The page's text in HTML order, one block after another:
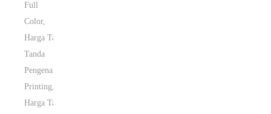
Full
Color,
Harga Tali
Tanda
Pengenal
Printing,
Harga Tali